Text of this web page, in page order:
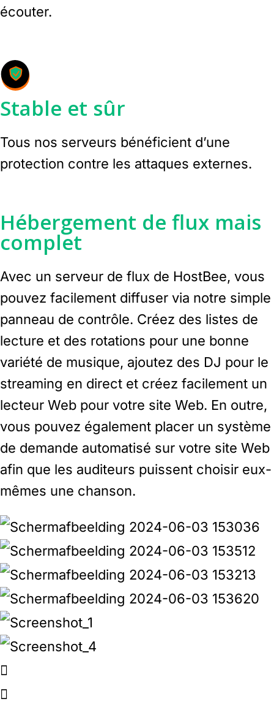
écouter.
Stable et sûr
Tous nos serveurs bénéficient d’une
protection contre les attaques externes.
Hébergement de flux mais
complet
Avec un serveur de flux de HostBee, vous
pouvez facilement diffuser via notre simple
panneau de contrôle. Créez des listes de
lecture et des rotations pour une bonne
variété de musique, ajoutez des DJ pour le
streaming en direct et créez facilement un
lecteur Web pour votre site Web. En outre,
vous pouvez également placer un système
de demande automatisé sur votre site Web
afin que les auditeurs puissent choisir eux-
mêmes une chanson.